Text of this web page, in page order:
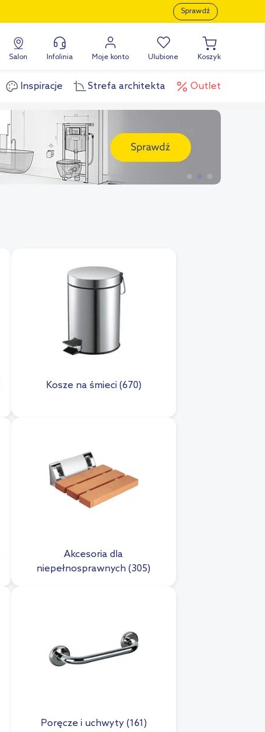
Sprawdź
Salon Infolinia Moje konto Ulubione Koszyk
Inspiracje Strefa architekta Outlet
Kosze na śmieci (670)
Akcesoria dla
niepełnosprawnych (305)
Poręcze i uchwyty (161)